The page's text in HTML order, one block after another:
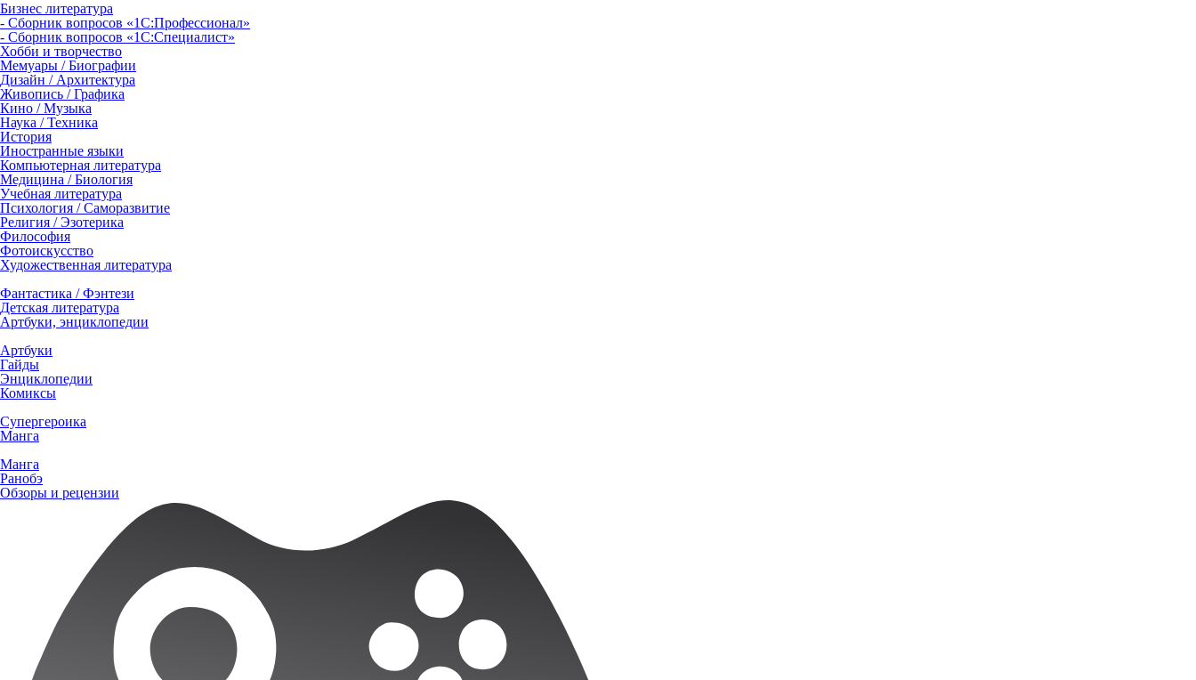
Бизнес литература
- Сборник вопросов «1С:Профессионал»
- Сборник вопросов «1С:Специалист»
Хобби и творчество
Мемуары / Биографии
Дизайн / Архитектура
Живопись / Графика
Кино / Музыка
Наука / Техника
История
Иностранные языки
Компьютерная литература
Медицина / Биология
Учебная литература
Психология / Саморазвитие
Религия / Эзотерика
Философия
Фотоискусство
Художественная литература
Фантастика / Фэнтези
Детская литература
Артбуки, энциклопедии
Артбуки
Гайды
Энциклопедии
Комиксы
Супергероика
Манга
Манга
Ранобэ
Обзоры и рецензии